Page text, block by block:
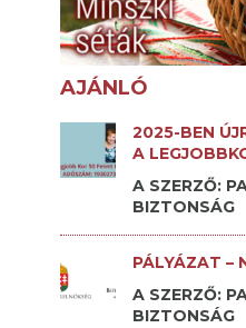
AJÁNLÓ
2025-BEN
A
A SZERZŐ:
BIZTONSÁG
PÁLYÁZAT –
A SZERZŐ:
BIZTONSÁG